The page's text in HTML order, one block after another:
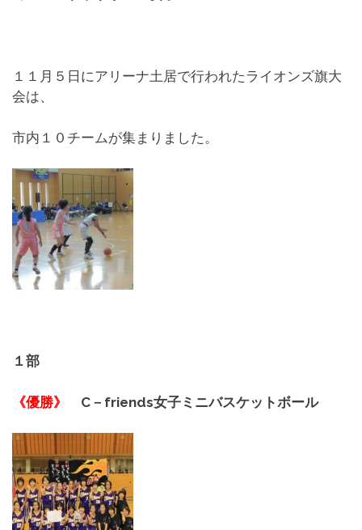
１１月５日にアリーナ土居で行われたライオンズ旗大
会は、
市内１０チームが集まりました。
１部
《優勝》 C－friends女子ミニバスケットボール